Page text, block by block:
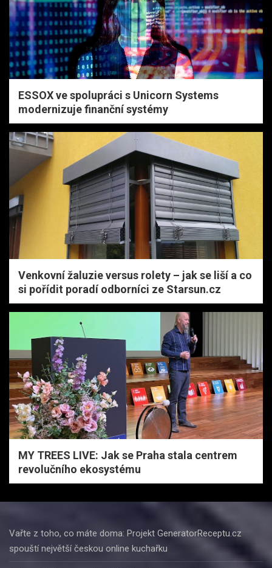
ESSOX ve spolupráci s Unicorn Systems
modernizuje finanční systémy
Venkovní žaluzie versus rolety – jak se liší a co
si pořídit poradí odborníci ze Starsun.cz
MY TREES LIVE: Jak se Praha stala centrem
revolučního ekosystému
Vařte z toho, co máte doma: Projekt GeneratorReceptu.cz
spouští největší českou online kuchařku